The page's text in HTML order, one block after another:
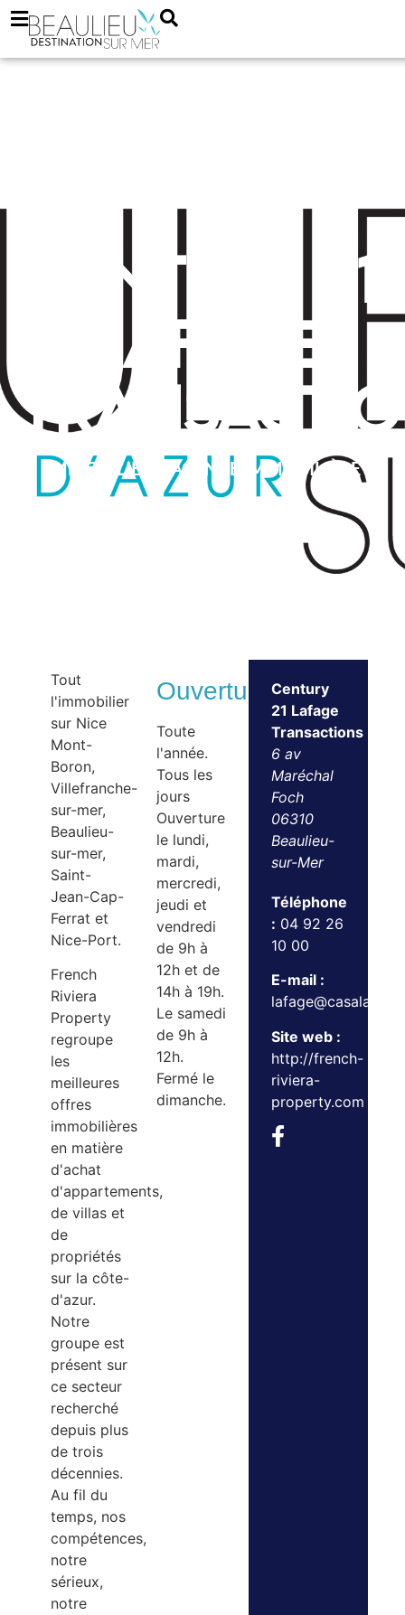
Century 21
Lafage
IMMOBILIER – AGENCE IMMOBILIÈRE
Tout
l'immobilier
sur Nice
Mont-
Boron,
Villefranche-
sur-mer,
Beaulieu-
sur-mer,
Saint-
Jean-Cap-
Ferrat et
Nice-Port.
French
Riviera
Property
regroupe
les
meilleures
offres
immobilières
en matière
d'achat
d'appartements,
de villas et
de
propriétés
sur la côte-
d'azur.
Notre
groupe est
présent sur
ce secteur
recherché
depuis plus
de trois
décennies.
Au fil du
temps, nos
compétences,
notre
sérieux,
notre
Ouvertures
Toute
l'année.
Tous les
jours
Ouverture
le lundi,
mardi,
mercredi,
jeudi et
vendredi
de 9h à
12h et de
14h à 19h.
Le samedi
de 9h à
12h.
Fermé le
dimanche.
Century
21 Lafage
Transactions
6 av
Maréchal
Foch
06310
Beaulieu-
sur-Mer
Téléphone
: 04 92 26
10 00
E-mail :
Site web :
http://french-
riviera-
property.com